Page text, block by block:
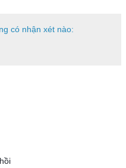
có nhận xét nào: